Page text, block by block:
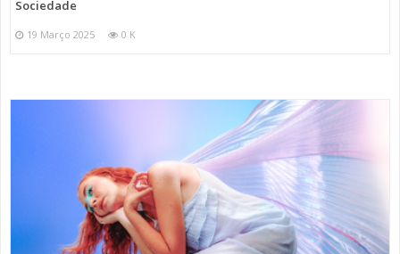
Sociedade
19 Março 2025 0 K